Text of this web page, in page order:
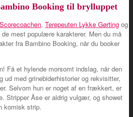
Booking til brylluppet
Scorecoachen, Terepeuten Lykke Gørting og
mest populære karakterer. Men du må
fra Bambino Booking, når du booker
Få et hylende morsomt indslag, når den
ud med grinebiderhistorier og rekvisitter,
Selvom hun er noget af en frækkert, er
Stripper Åse er aldrig vulgær, og showet
komisk strip.